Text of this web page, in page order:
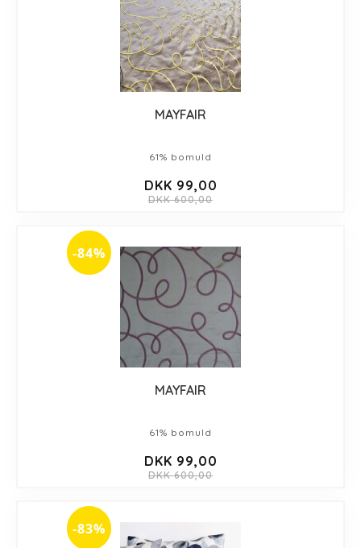
MAYFAIR
61% bomuld
DKK 99,00
DKK 600,00
-84%
MAYFAIR
61% bomuld
DKK 99,00
DKK 600,00
-83%